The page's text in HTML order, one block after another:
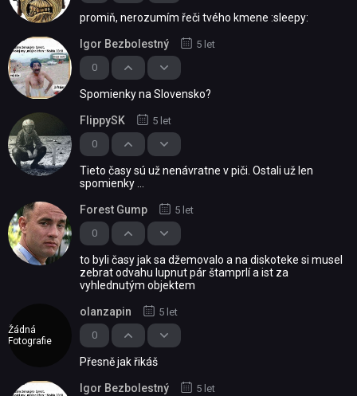
promiň, nerozumím řeči tvého kmene :sleepy:
0
Igor Bezbolestný 5 let
Spomienky na Slovensko?
0
FlippySK 5 let
Tieto časy sú už nenávratne v piči. Ostali už len
spomienky ...
0
Forest Gump 5 let
to byli časy jak sa džemovalo a na diskoteke si musel
zebrat odvahu lupnut pár štamprlí a ist za
vyhlednutým objektem
Žádná
Fotografie
0
olanzapin 5 let
Přesně jak řikáš
Igor Bezbolestný 5 let